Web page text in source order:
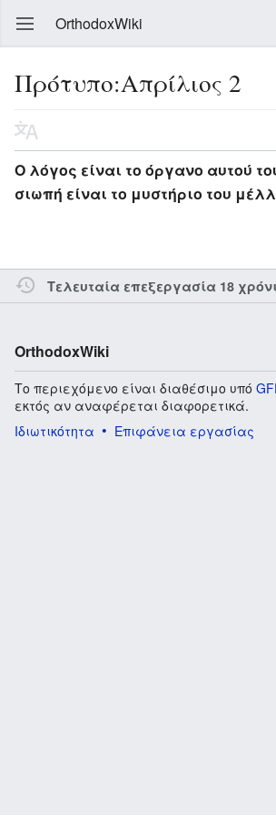
OrthodoxWiki
Πρότυπο:Απρίλιος 2
Ο λόγος είναι το όργανο αυτού
σιωπή είναι το μυστήριο του
Τελευταία επεξεργασία 18
OrthodoxWiki
Το περιεχόμενο είναι διαθέσιμο υπό
εκτός αν αναφέρεται διαφορετικά.
Ιδιωτικότητα
Επιφάνεια εργασίας